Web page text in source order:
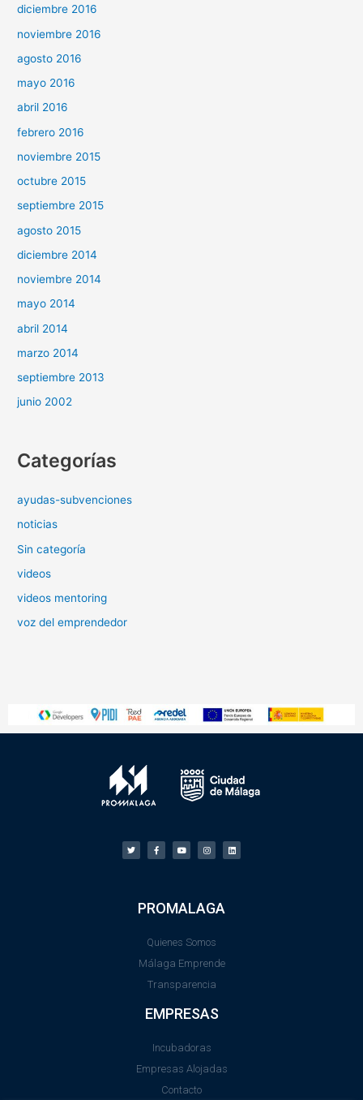
diciembre 2016
noviembre 2016
agosto 2016
mayo 2016
abril 2016
febrero 2016
noviembre 2015
octubre 2015
septiembre 2015
agosto 2015
diciembre 2014
noviembre 2014
mayo 2014
abril 2014
marzo 2014
septiembre 2013
junio 2002
Categorías
ayudas-subvenciones
noticias
Sin categoría
videos
videos mentoring
voz del emprendedor
PROMALAGA
Quienes Somos
Málaga Emprende
Transparencia
EMPRESAS
Incubadoras
Empresas Alojadas
Contacto